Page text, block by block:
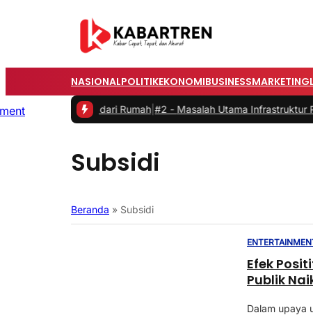
NASIONALPOLITIKEKONOMIBUSINESSMARKETING
saat Bekerja dari Rumah|#2 -Masalah Utama Infrastruktur
Subsidi
Beranda » Subsidi
Efek
Publik
Dalam upaya